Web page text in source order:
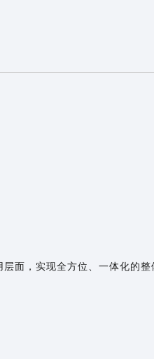
面，实现全方位、一体化的整